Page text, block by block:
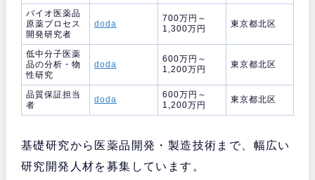
バイオ医薬品
原薬プロセス
開発研究者
doda
700万円～
1,300万円
東京都北区
低中分子医薬
品の分析・物
性研究
doda
600万円～
1,200万円
東京都北区
品質保証担当
者
doda
600万円～
1,200万円
東京都北区
基礎研究から医薬品開発・製造技術まで、幅広い
研究開発人材を募集しています。